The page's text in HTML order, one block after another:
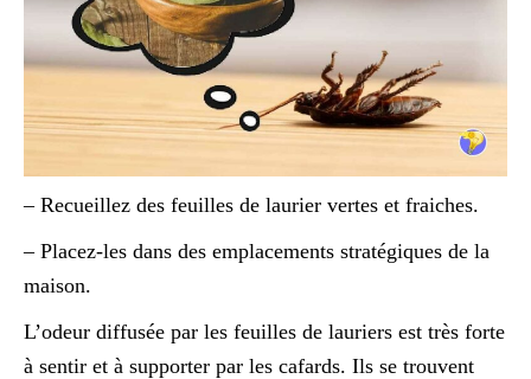
– Recueillez des feuilles de laurier vertes et fraiches.
– Placez-les dans des emplacements stratégiques de la
maison.
L’odeur diffusée par les feuilles de lauriers est très forte
à sentir et à supporter par les cafards. Ils se trouvent